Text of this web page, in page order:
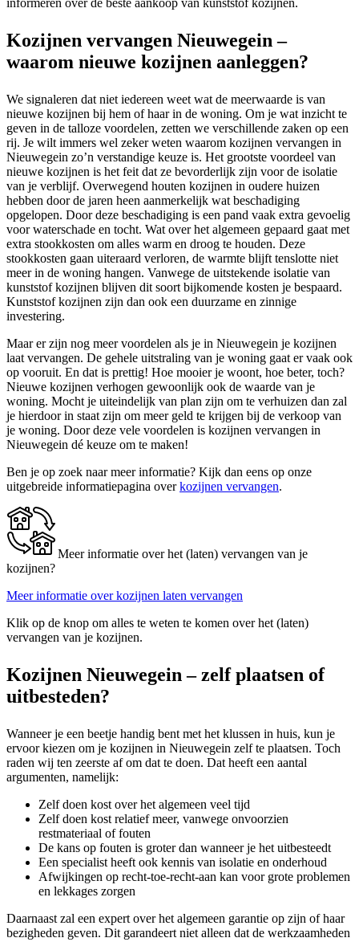
informeren over de beste aankoop van kunststof kozijnen.
Kozijnen vervangen Nieuwegein –
waarom nieuwe kozijnen aanleggen?
We signaleren dat niet iedereen weet wat de meerwaarde is van
nieuwe kozijnen bij hem of haar in de woning. Om je wat inzicht te
geven in de talloze voordelen, zetten we verschillende zaken op een
rij. Je wilt immers wel zeker weten waarom kozijnen vervangen in
Nieuwegein zo’n verstandige keuze is. Het grootste voordeel van
nieuwe kozijnen is het feit dat ze bevorderlijk zijn voor de isolatie
van je verblijf. Overwegend houten kozijnen in oudere huizen
hebben door de jaren heen aanmerkelijk wat beschadiging
opgelopen. Door deze beschadiging is een pand vaak extra gevoelig
voor waterschade en tocht. Wat over het algemeen gepaard gaat met
extra stookkosten om alles warm en droog te houden. Deze
stookkosten gaan uiteraard verloren, de warmte blijft tenslotte niet
meer in de woning hangen. Vanwege de uitstekende isolatie van
kunststof kozijnen blijven dit soort bijkomende kosten je bespaard.
Kunststof kozijnen zijn dan ook een duurzame en zinnige
investering.
Maar er zijn nog meer voordelen als je in Nieuwegein je kozijnen
laat vervangen. De gehele uitstraling van je woning gaat er vaak ook
op vooruit. En dat is prettig! Hoe mooier je woont, hoe beter, toch?
Nieuwe kozijnen verhogen gewoonlijk ook de waarde van je
woning. Mocht je uiteindelijk van plan zijn om te verhuizen dan zal
je hierdoor in staat zijn om meer geld te krijgen bij de verkoop van
je woning. Door deze vele voordelen is kozijnen vervangen in
Nieuwegein dé keuze om te maken!
Ben je op zoek naar meer informatie? Kijk dan eens op onze
uitgebreide informatiepagina overkozijnen vervangen.
Meer informatie over het (laten) vervangen van je
kozijnen?
Meer informatie over kozijnen laten vervangen
Klik op de knop om alles te weten te komen over het (laten)
vervangen van je kozijnen.
Kozijnen Nieuwegein – zelf plaatsen of
uitbesteden?
Wanneer je een beetje handig bent met het klussen in huis, kun je
ervoor kiezen om je kozijnen in Nieuwegein zelf te plaatsen. Toch
raden wij ten zeerste af om dat te doen. Dat heeft een aantal
argumenten, namelijk:
Zelf doen kost over het algemeen veel tijd
Zelf doen kost relatief meer, vanwege onvoorzien
restmateriaal of fouten
De kans op fouten is groter dan wanneer je het uitbesteedt
Een specialist heeft ook kennis van isolatie en onderhoud
Afwijkingen op recht-toe-recht-aan kan voor grote problemen
en lekkages zorgen
Daarnaast zal een expert over het algemeen garantie op zijn of haar
bezigheden geven. Dit garandeert niet alleen dat de werkzaamheden